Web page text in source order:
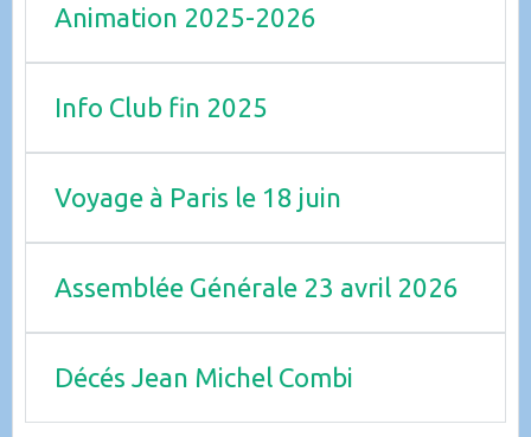
Animation 2025-2026
Info Club fin 2025
Voyage à Paris le 18 juin
Assemblée Générale 23 avril 2026
Décés Jean Michel Combi